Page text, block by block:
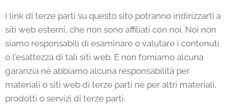
I link di terze parti su questo sito potranno indirizzarti a
siti web esterni, che non sono affiliati con noi. Noi non
siamo responsabili di esaminare o valutare i contenuti
o l'esattezza di tali siti web. E non forniamo alcuna
garanzia né abbiamo alcuna responsabilità per
materiali o siti web di terze parti né per altri materiali,
prodotti o servizi di terze parti.